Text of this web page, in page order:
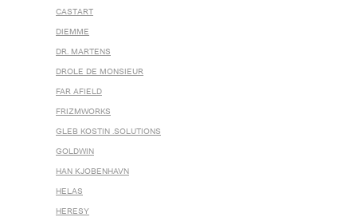
CASTART
DIEMME
DR. MARTENS
DROLE DE MONSIEUR
FAR AFIELD
FRIZMWORKS
GLEB KOSTIN .SOLUTIONS
GOLDWIN
HAN KJOBENHAVN
HELAS
HERESY